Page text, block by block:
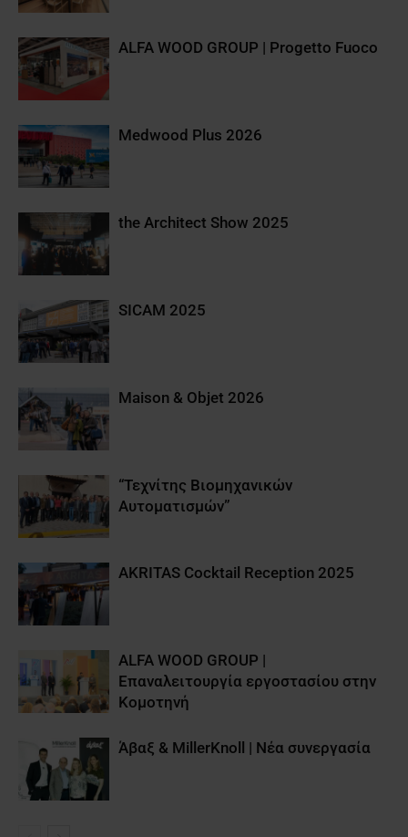
ALFA WOOD GROUP | Progetto Fuoco
Medwood Plus 2026
the Architect Show 2025
SICAM 2025
Maison & Objet 2026
“Τεχνίτης Βιομηχανικών
Αυτοματισμών”
AKRITAS Cocktail Reception 2025
ALFA WOOD GROUP |
Επαναλειτουργία εργοστασίου στην
Κομοτηνή
Άβαξ & MillerKnoll | Νέα συνεργασία